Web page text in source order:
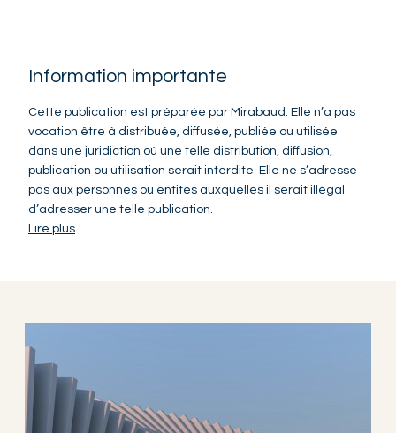
Information importante
Cette publication est préparée par Mirabaud. Elle n’a pas
vocation être à distribuée, diffusée, publiée ou utilisée
dans une juridiction où une telle distribution, diffusion,
publication ou utilisation serait interdite. Elle ne s’adresse
pas aux personnes ou entités auxquelles il serait illégal
d’adresser une telle publication.
Lire plus